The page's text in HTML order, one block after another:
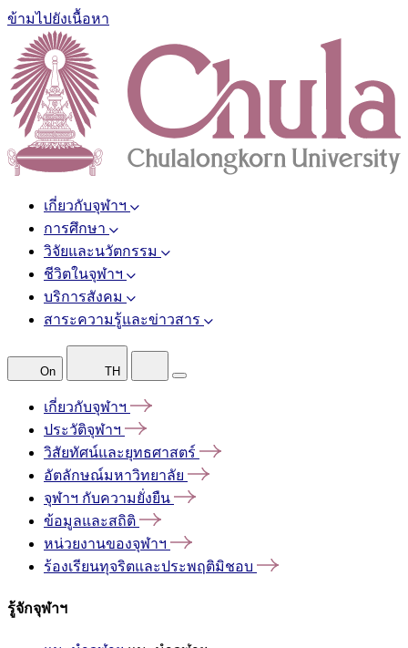
ข้ามไปยังเนื้อหา
เกี่ยวกับจุฬาฯ
การศึกษา
วิจัยและนวัตกรรม
ชีวิตในจุฬาฯ
บริการสังคม
สาระความรู้และข่าวสาร
On TH
เกี่ยวกับจุฬาฯ
ประวัติจุฬาฯ
วิสัยทัศน์และยุทธศาสตร์
อัตลักษณ์มหาวิทยาลัย
จุฬาฯ กับความยั่งยืน
ข้อมูลและสถิติ
หน่วยงานของจุฬาฯ
ร้องเรียนทุจริตและประพฤติมิชอบ
รู้จักจุฬาฯ